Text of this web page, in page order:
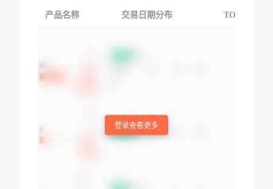
产品名称 交易日期分布 TOP3交易国
登录查看更多